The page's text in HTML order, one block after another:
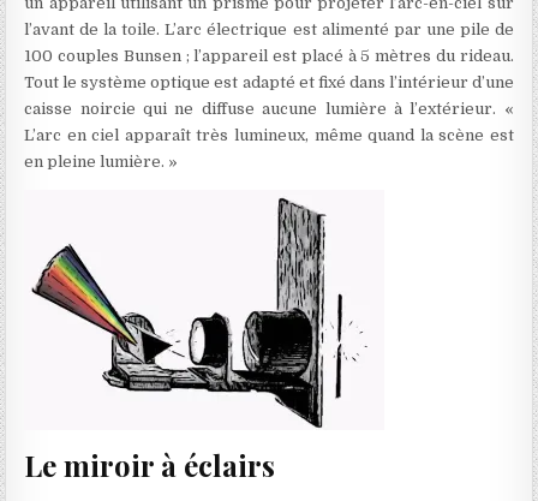
l’avant de la toile. L’arc électrique est alimenté par une pile de
100 couples Bunsen ; l’appareil est placé à 5 mètres du rideau.
Tout le système optique est adapté et fixé dans l’intérieur d’une
caisse noircie qui ne diffuse aucune lumière à l’extérieur. «
L’arc en ciel apparaît très lumineux, même quand la scène est
en pleine lumière. »
Le miroir à éclairs